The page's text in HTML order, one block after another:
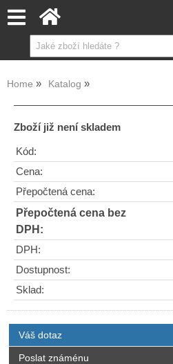
Home Katalog
Zboží již není skladem
Kód:
Cena:
Přepočtená cena:
Přepočtená cena bez
DPH:
DPH:
Dostupnost:
Sklad:
Váš dotaz
Poslat známénu